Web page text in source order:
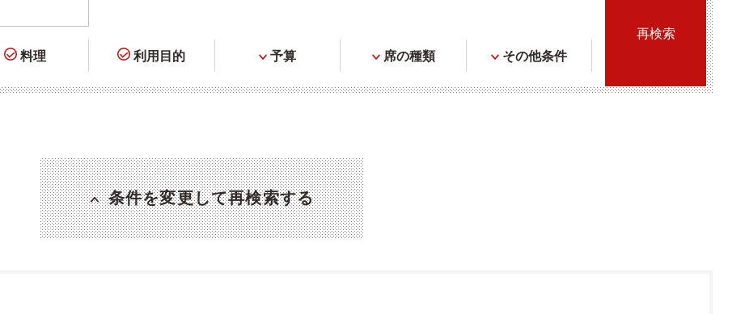
料理 利用目的 予算 席の種類 その他条件
条件を変更して再検索する